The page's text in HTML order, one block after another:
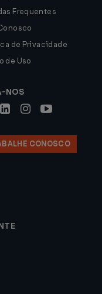
Frequentes
de Privacidade
de Uso
NOS
CONOSCO